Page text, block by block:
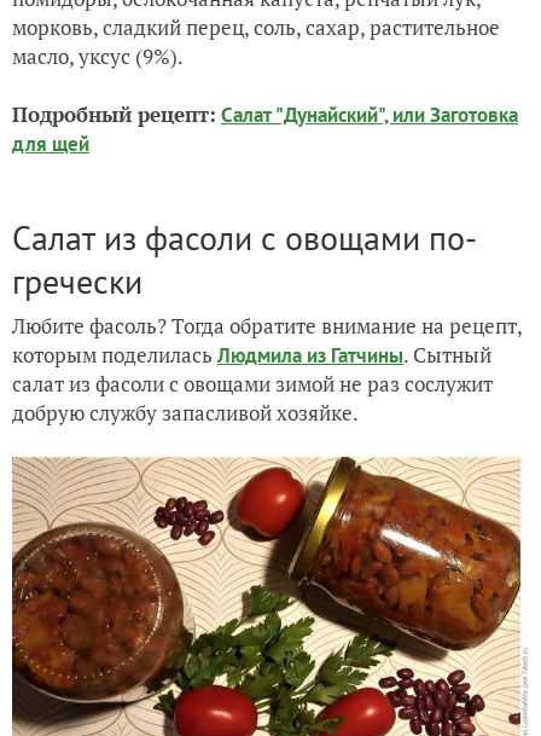
морковь, сладкий перец, соль, сахар, растительное
масло, уксус (9%).
Подробный рецепт: Салат "Дунайский", или Заготовка
для щей
Салат из фасоли с овощами по-
гречески
Любите фасоль? Тогда обратите внимание на рецепт,
которым поделиласьЛюдмила из Гатчины. Сытный
салат из фасоли с овощами зимой не раз сослужит
добрую службу запасливой хозяйке.